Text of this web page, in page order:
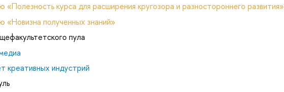
курса для расширения кругозора и разностороннего развития»
«Новизна полученных знаний»
пула
креативных индустрий